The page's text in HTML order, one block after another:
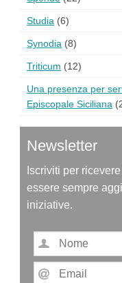
Studia (6)
Synodia (8)
Triticum (12)
Una presenza per
Episcopale Siciliana
Newsletter
Iscriviti per
essere sempre
iniziative.